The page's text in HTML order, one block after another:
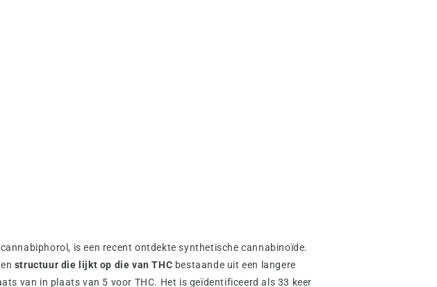
is een recent ontdekte synthetische cannabinoïde.
structuur die lijkt op die van THC bestaande uit een langere
van in plaats van 5 voor THC. Het is geïdentificeerd als 33 keer